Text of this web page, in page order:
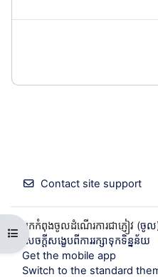
Open course index
Contact site support
អ្នកកំពុងចូលដំណើរការជាភ្ញៀវ (ចូល
សេចក្តីសង្ខេបពីការរក្សាទុកទិន្នន័យ
Get the mobile app
Switch to the standard